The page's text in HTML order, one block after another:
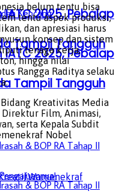
2025, Pebalap
Tampil Tangguh
2025, Pebalap
Tampil Tangguh
belum tentu bisa
tentu aspek produksi,
dan apresiasi harus
konsep dan sistem
tenaga kerja,
hingga nilai
Rangga Raditya selaku
Kreativitas Media
Film, Animasi,
serta Kepala Subdit
Nobel
Wamenekraf